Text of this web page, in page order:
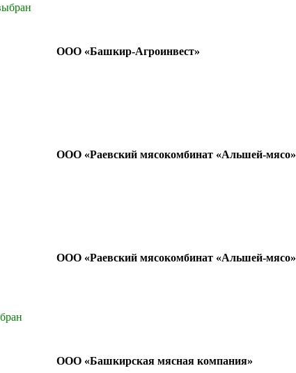
ООО «Башкир-Агроинвест»
ООО «Раевский мясокомбинат «Альшей-мясо»
ООО «Раевский мясокомбинат «Альшей-мясо»
ООО «Башкирская мясная компания»